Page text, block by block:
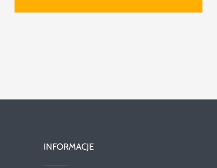
INFORMACJE